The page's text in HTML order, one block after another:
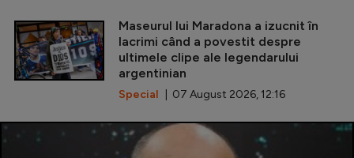
Maseurul lui Maradona a izucnit în
lacrimi când a povestit despre
ultimele clipe ale legendarului
argentinian
Special | 07 August 2026, 12:16